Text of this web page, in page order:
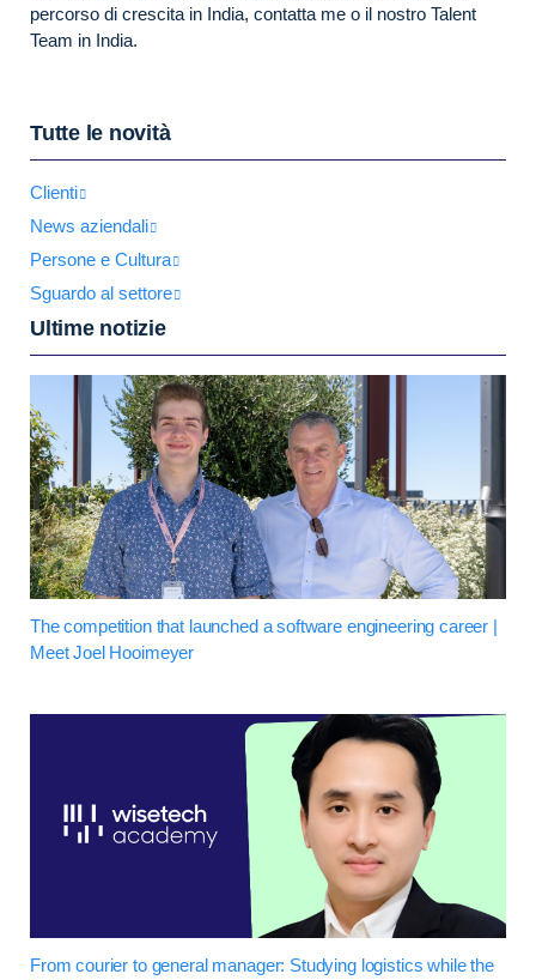
percorso di crescita in India, contatta me o il nostro Talent
Team in India.
Tutte le novità
Clienti
News aziendali
Persone e Cultura
Sguardo al settore
Ultime notizie
The competition that launched a software engineering career |
Meet Joel Hooimeyer
From courier to general manager: Studying logistics while the